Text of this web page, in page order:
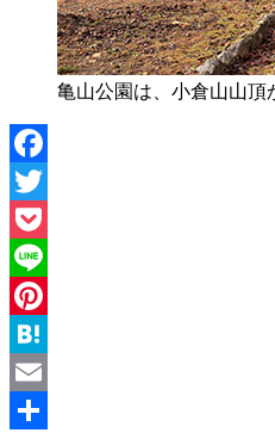
亀山公園は、小倉山山頂
Facebook
Twitter
Pocket
Line
Pinterest
Hatena
Email